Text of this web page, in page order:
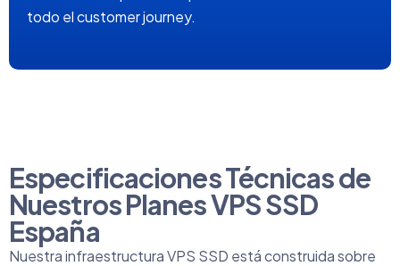
todo el customer journey.
Especificaciones Técnicas de
Nuestros Planes VPS SSD
España
Nuestra infraestructura VPS SSD está construida sobre